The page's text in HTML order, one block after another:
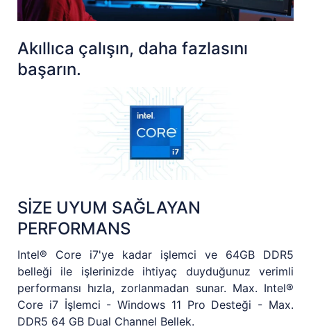
Akıllıca çalışın, daha fazlasını
başarın.
SİZE UYUM SAĞLAYAN
PERFORMANS
Intel® Core i7'ye kadar işlemci ve 64GB DDR5
belleği ile işlerinizde ihtiyaç duyduğunuz verimli
performansı hızla, zorlanmadan sunar. Max. Intel®
Core i7 İşlemci - Windows 11 Pro Desteği - Max.
DDR5 64 GB Dual Channel Bellek.